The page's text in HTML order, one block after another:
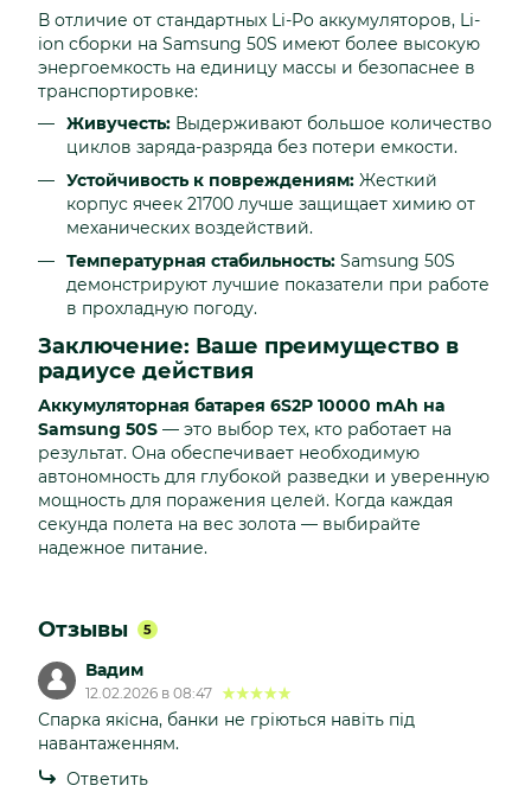
В отличие от стандартных Li-Po аккумуляторов, Li-
ion сборки на Samsung 50S имеют более высокую
энергоемкость на единицу массы и безопаснее в
транспортировке:
Живучесть: Выдерживают большое количество
циклов заряда-разряда без потери емкости.
Устойчивость к повреждениям: Жесткий
корпус ячеек 21700 лучше защищает химию от
механических воздействий.
Температурная стабильность: Samsung 50S
демонстрируют лучшие показатели при работе
в прохладную погоду.
Заключение: Ваше преимущество в
радиусе действия
Аккумуляторная батарея 6S2P 10000 mAh на
Samsung 50S — это выбор тех, кто работает на
результат. Она обеспечивает необходимую
автономность для глубокой разведки и уверенную
мощность для поражения целей. Когда каждая
секунда полета на вес золота — выбирайте
надежное питание.
Отзывы 5
Вадим
12.02.2026 в 08:47
Спарка якісна, банки не гріються навіть під
навантаженням.
Ответить